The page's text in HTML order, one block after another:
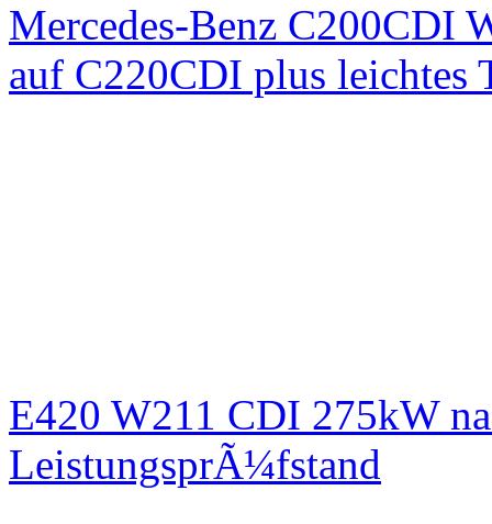
Mercedes-Benz C200CDI
auf C220CDI plus
E420 W211 CDI 275kW
LeistungsprÃ¼fstand